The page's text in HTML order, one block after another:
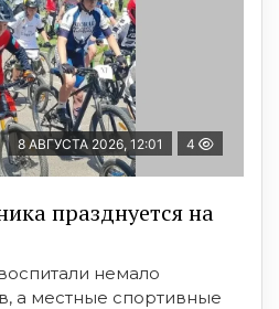
8 АВГУСТА 2026, 12:01 4
празднуется на
немало
а местные спортивные